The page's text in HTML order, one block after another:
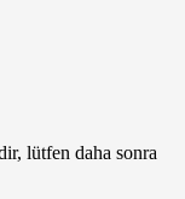
lütfen daha sonra